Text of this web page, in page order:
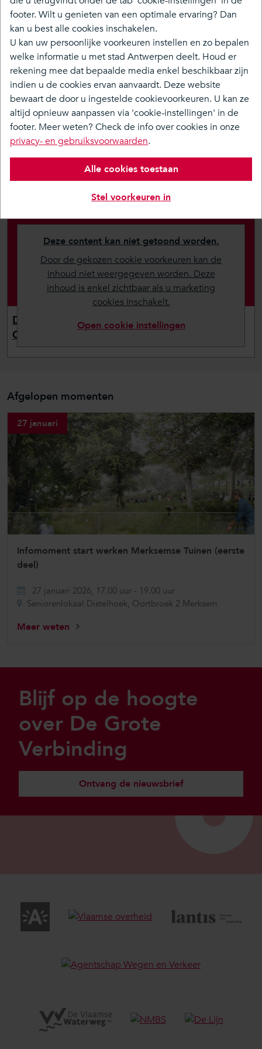
natuur en water, maar ook voor sport en spel.
Over
Tijdlijn
Doe mee
Media & Nieuws
Volgend moment
Er is momenteel geen moment ingepland.
Deze content kan niet getoond worden.
Door de gekozen cookie voorkeuren kan de
inhoud niet weergegeven worden. Deze
inhoud is enkel zichtbaar als u marketing
cookies inschakelt.
Open cookie instellingen
Dit vertelt de projectleider over Ringpark
Groenendaal
Afgelopen momenten
27 januari
Infomoment start werken Merksemse Tuinen (eerste
deel)
27 januari 2026, 17.00 uur - 19.00 uur
Seniorenlokaal Distelhoek, Oortbroek 2 Merksem
Meer weten
footer. Wilt u genieten van een optimale ervaring? Dan
kan u best alle cookies inschakelen.
U kan uw persoonlijke voorkeuren instellen en zo bepalen
welke informatie u met stad Antwerpen deelt. Houd er
rekening mee dat bepaalde media enkel beschikbaar zijn
indien u de cookies ervan aanvaardt. Deze website
bewaart de door u ingestelde cookievoorkeuren. U kan ze
altijd opnieuw aanpassen via 'cookie-instellingen' in de
footer. Meer weten? Check de info over cookies in onze
privacy- en gebruiksvoorwaarden.
Alle cookies toestaan
Stel voorkeuren in
Blijf op de hoogte
over De Grote
Verbinding
Ontvang de nieuwsbrief